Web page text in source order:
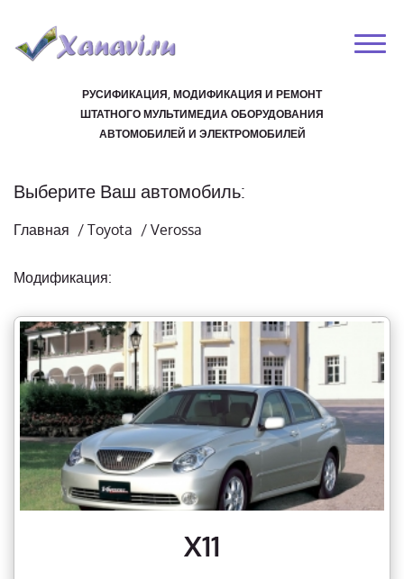
РУСИФИКАЦИЯ, МОДИФИКАЦИЯ И РЕМОНТ
ШТАТНОГО МУЛЬТИМЕДИА ОБОРУДОВАНИЯ
АВТОМОБИЛЕЙ И ЭЛЕКТРОМОБИЛЕЙ
Выберите Ваш автомобиль:
Главная / Toyota / Verossa
Модификация:
X11